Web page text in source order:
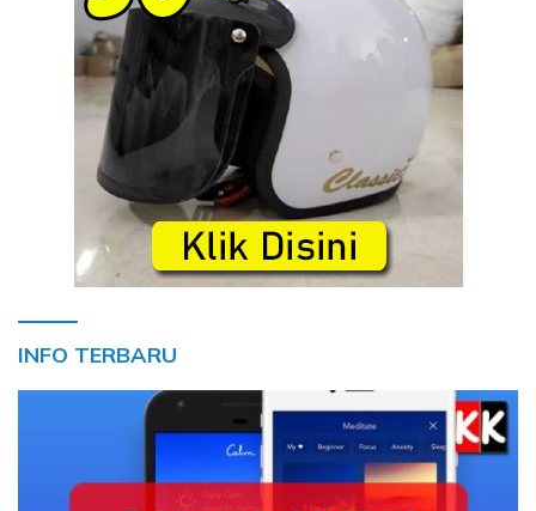
INFO TERBARU